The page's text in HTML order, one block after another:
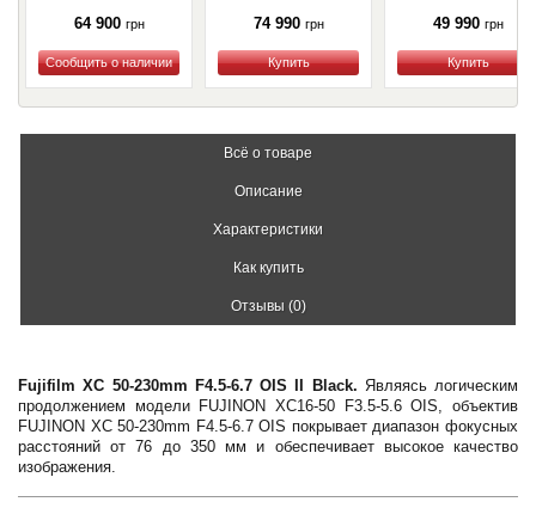
64 900 грн
Купить
74 990 грн
Купить
49 990 грн
Купить
Всё о товаре
Описание
Характеристики
Как купить
Отзывы (0)
Fujifilm XC 50-230mm F4.5-6.7 OIS II Black. Являясь логическим
продолжением модели FUJINON XC16-50 F3.5-5.6 OIS, объектив
FUJINON XC 50-230mm F4.5-6.7 OIS покрывает диапазон фокусных
расстояний от 76 до 350 мм и обеспечивает высокое качество
изображения.